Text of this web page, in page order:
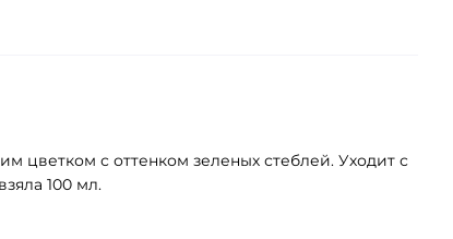
цветком с оттенком зеленых стеблей. Уходит с
100 мл.